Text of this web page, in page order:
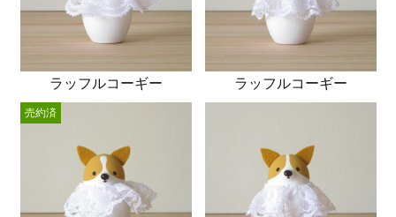
ラッフルコーギー ラッフルコーギー
売約済